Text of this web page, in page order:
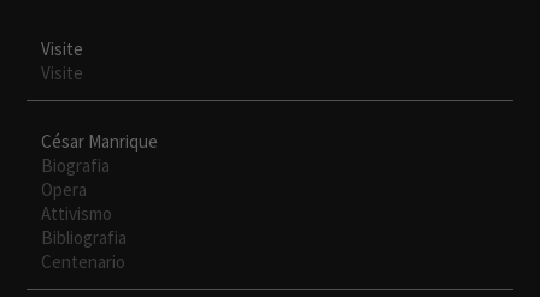
Visite
Visite
César Manrique
Biografia
Opera
Attivismo
Bibliografia
Centenario